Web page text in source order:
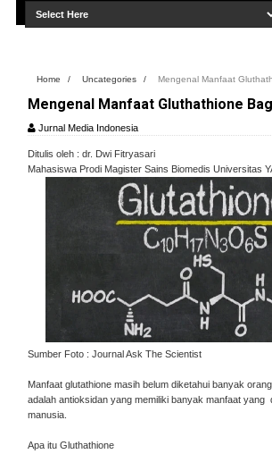
Home / Uncategories / Mengenal Manfaat
Mengenal Manfaat Gluthathione
Jurnal Media Indonesia
Ditulis oleh : dr. Dwi Fitryasari
Mahasiswa Prodi Magister Sains Biomedis Universitas
Sumber Foto : Journal Ask The Scientist
Manfaat glutathione masih belum diketahui banyak
adalah antioksidan yang memiliki banyak manfaat yang
manusia.
Apa itu Gluthathione